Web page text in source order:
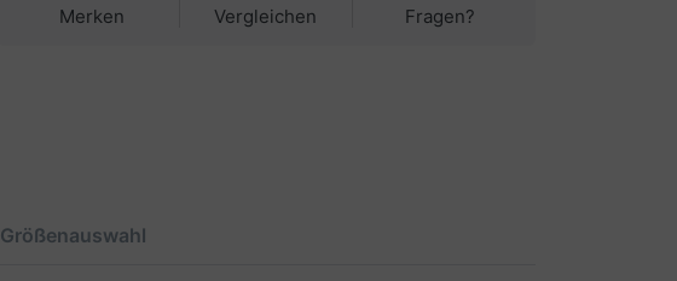
Merken Vergleichen Fragen?
Größenauswahl